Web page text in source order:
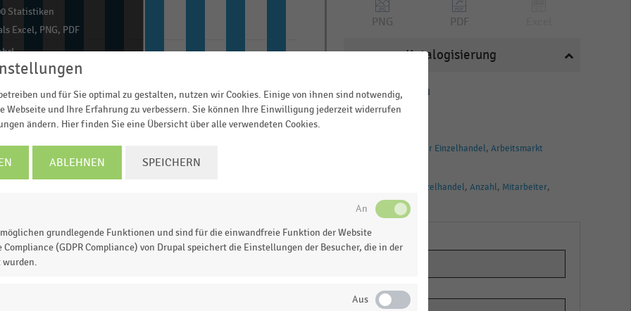
30.09.18 30.09.19 30.09.20 30.09.21 30.09.22
Statistiken
Excel, PNG, PDF
der Beschäftigten im Einzelhandel in Deutschland
deutsche Einzelhandel (ohne Brennstoffe und ohne
PNG PDF
Katalogisierung
HANDELSTHEMEN
Personal
Deutschsprachiger Einzelhandel Arbeitsmarkt
Einzelhandel Anzahl Mitarbeiter
Deutschland
und für Sie optimal zu gestalten, nutzen wir Cookies. Einige von ihnen sind notwendig,
Webseite und Ihre Erfahrung zu verbessern. Sie können Ihre Einwilligung jederzeit widerrufen
ändern. Hier finden Sie eine Übersicht über alle verwendeten Cookies.
ABLEHNEN SPEICHERN
grundlegende Funktionen und sind für die einwandfreie Funktion der Website
(GDPR Compliance) von Drupal speichert die Einstellungen der Besucher, die in der
wurden.